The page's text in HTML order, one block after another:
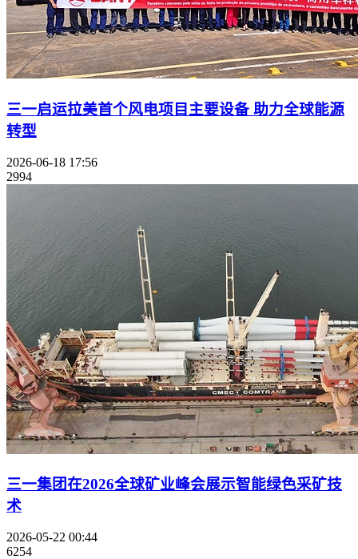
三一启运拉美首个风电项目主要设备 助力全球能源
转型
2026-06-18 17:56
2994
三一集团在2026全球矿业峰会展示智能绿色采矿技
术
2026-05-22 00:44
6254